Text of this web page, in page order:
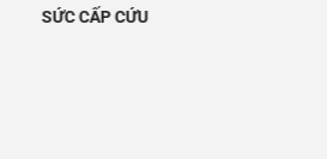
SỨC CẤP CỨU